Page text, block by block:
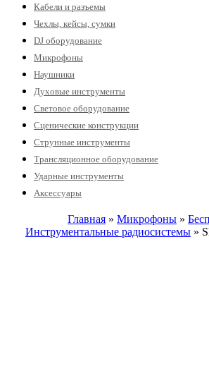
Кабели и разъемы
Чехлы, кейсы, сумки
DJ оборудование
Микрофоны
Наушники
Духовые инструменты
Световое оборудование
Сценические конструкции
Струнные инструменты
Трансляционное оборудование
Ударные инструменты
Аксессуары
Главная » Микрофоны »
Инструментальные радиосистемы »